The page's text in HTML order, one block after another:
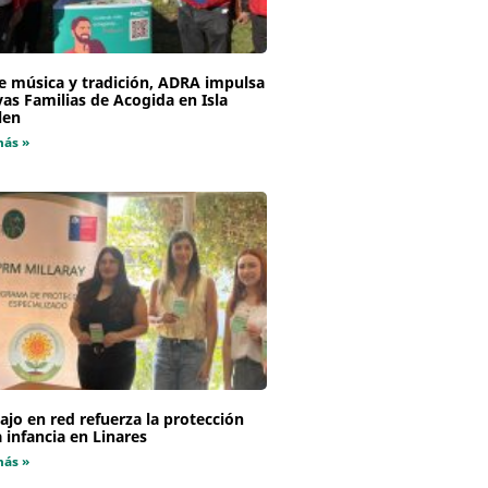
música y tradición, ADRA impulsa
Familias de Acogida en Isla
»
en red refuerza la protección
infancia en Linares
»